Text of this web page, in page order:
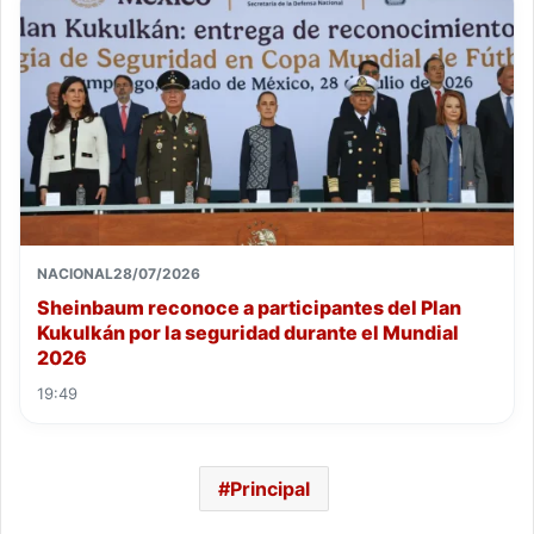
NACIONAL28/07/2026
Sheinbaum reconoce a participantes del Plan
Kukulkán por la seguridad durante el Mundial
2026
19:49
Principal